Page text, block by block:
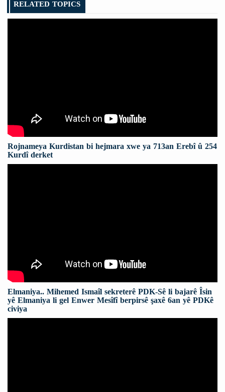
RELATED TOPICS
Rojnameya Kurdistan bi hejmara xwe ya 713an Erebî û 254
Kurdî derket
Elmaniya.. Mihemed Ismaîl sekreterê PDK-Sê li bajarê Îsin
yê Elmaniya li gel Enwer Mesîfî berpirsê şaxê 6an yê PDKê
civiya